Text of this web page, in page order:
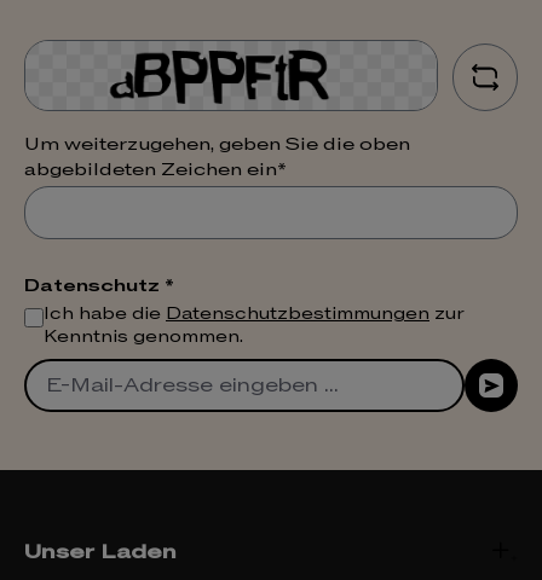
Um weiterzugehen, geben Sie die oben
abgebildeten Zeichen ein*
Datenschutz *
Ich habe die Datenschutzbestimmungen zur
Kenntnis genommen.
Unser Laden